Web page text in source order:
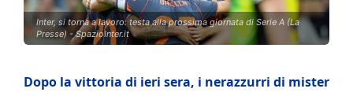
Inter, si torna a lavoro: testa alla prossima giornata di Serie A (La
Presse) - SpazioInter.it
Dopo la vittoria di ieri sera, i nerazzurri di mister